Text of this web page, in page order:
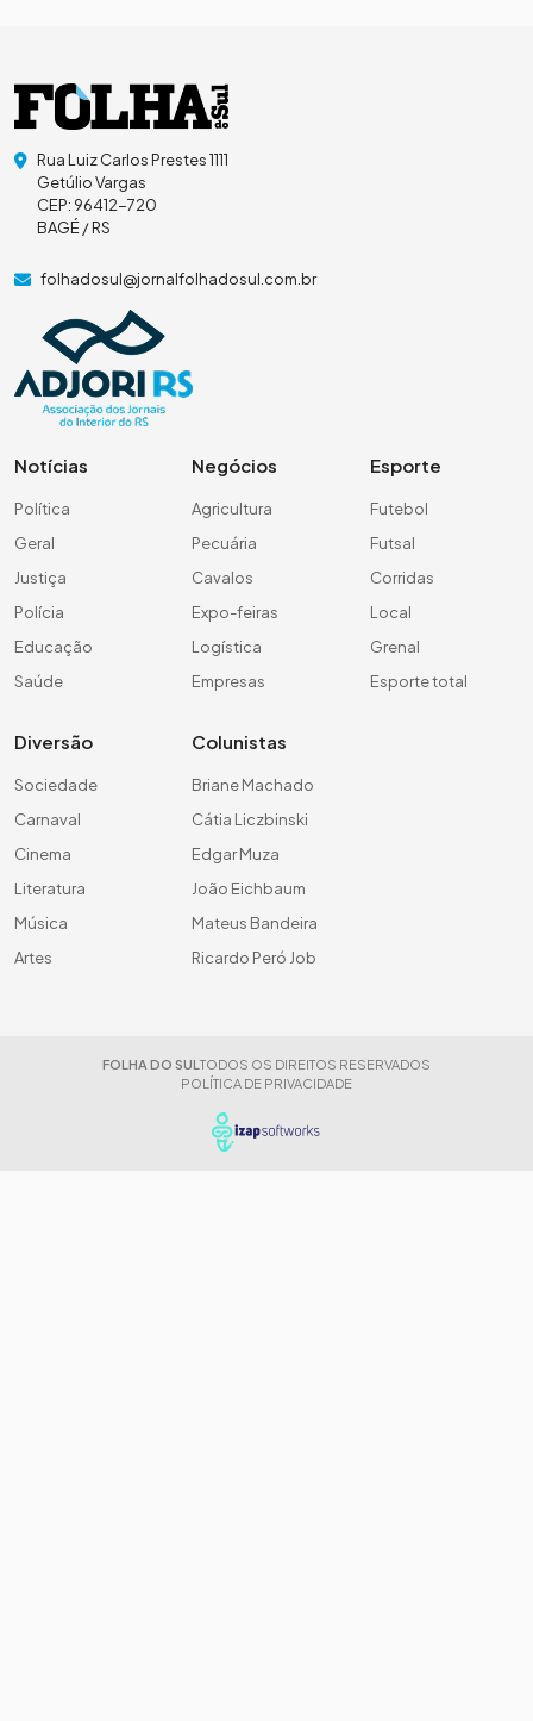
Rua Luiz Carlos Prestes 1111
Getúlio Vargas
CEP: 96412-720
BAGÉ / RS
folhadosul@jornalfolhadosul.com.br
Notícias
Política
Geral
Justiça
Polícia
Educação
Saúde
Negócios
Agricultura
Pecuária
Cavalos
Expo-feiras
Logística
Empresas
Esporte
Futebol
Futsal
Corridas
Local
Grenal
Esporte total
Diversão
Sociedade
Carnaval
Cinema
Literatura
Música
Artes
Colunistas
Briane Machado
Cátia Liczbinski
Edgar Muza
João Eichbaum
Mateus Bandeira
Ricardo Peró Job
FOLHA DO SUL TODOS OS DIREITOS RESERVADOS
POLÍTICA DE PRIVACIDADE